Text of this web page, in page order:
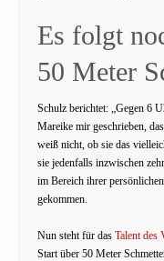
Es folgt
50 Meter
Schulz berichtet: „Gegen 6
Mareike mir geschrieben,
weiß nicht, ob sie das
sie jedenfalls inzwischen
im Bereich ihrer
gekommen.
Nun steht für das Talent des
Start über 50 Meter